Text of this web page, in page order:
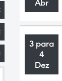
Abr
3 para
4
Dez